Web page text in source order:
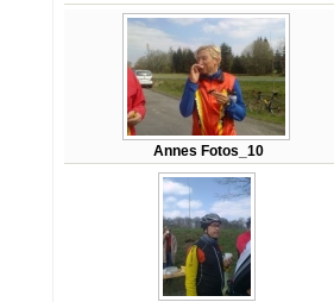
Annes Fotos_10